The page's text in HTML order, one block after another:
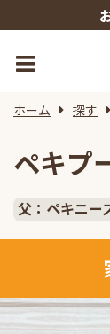
ホーム 探す
ペキプ
父：ペキニー